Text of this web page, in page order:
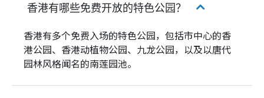
香港有哪些免费开放的特色公园？
香港有多个免费入场的特色公园，包括市中心的香
港公园、香港动植物公园、九龙公园，以及以唐代
园林风格闻名的南莲园池。